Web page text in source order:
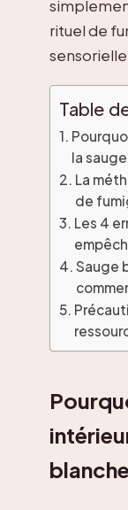
rituel de
Table
la
La
de
Les 4
Sauge